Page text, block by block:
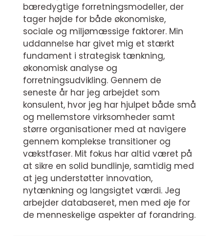
bæredygtige forretningsmodeller, der
tager højde for både økonomiske,
sociale og miljømæssige faktorer. Min
uddannelse har givet mig et stærkt
fundament i strategisk tænkning,
økonomisk analyse og
forretningsudvikling. Gennem de
seneste år har jeg arbejdet som
konsulent, hvor jeg har hjulpet både små
og mellemstore virksomheder samt
større organisationer med at navigere
gennem komplekse transitioner og
vækstfaser. Mit fokus har altid været på
at sikre en solid bundlinje, samtidig med
at jeg understøtter innovation,
nytænkning og langsigtet værdi. Jeg
arbejder databaseret, men med øje for
de menneskelige aspekter af forandring.